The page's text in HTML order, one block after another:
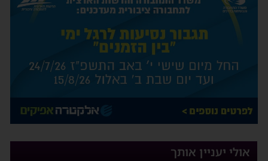
אולי יעניין אותך